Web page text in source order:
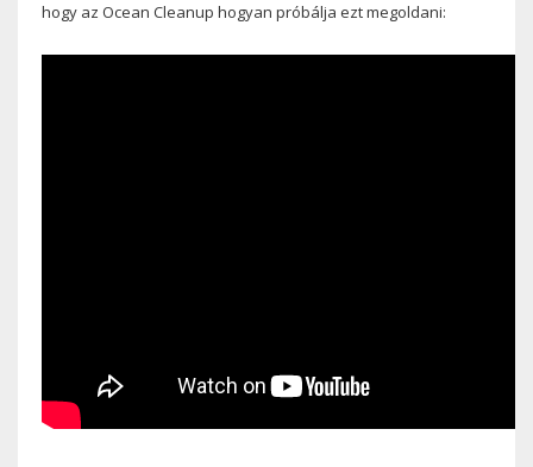
hogy az Ocean Cleanup hogyan próbálja ezt megoldani: